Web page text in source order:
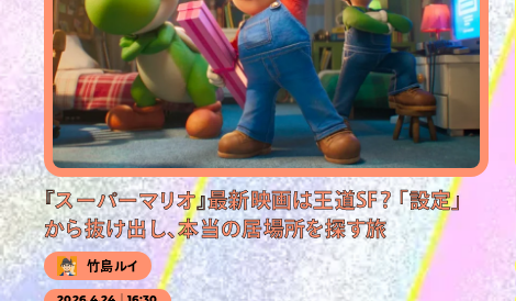
『スーパーマリオ』最新映画は王道SF？ 「設定」
から抜け出し、本当の居場所を探す旅
竹島ルイ